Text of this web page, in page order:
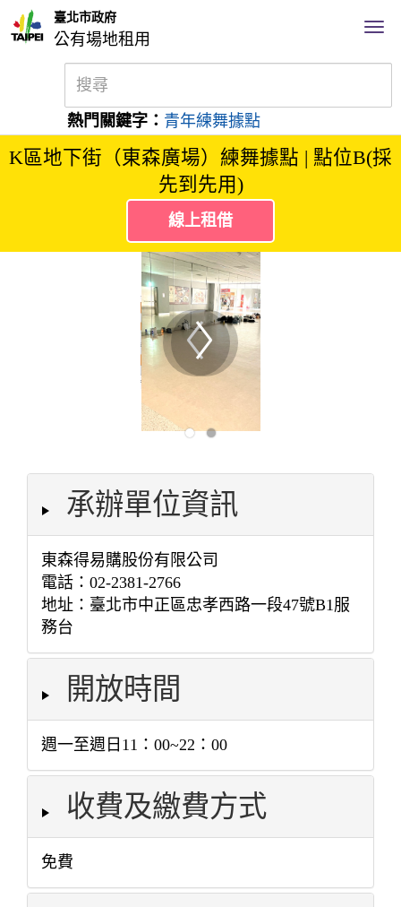
臺北市政府
公有場地租用
熱門關鍵字： 青年練舞據點
K區地下街（東森廣場）練舞據點 | 點位B(採
先到先用)
線上租借
承辦單位資訊
東森得易購股份有限公司
電話：02-2381-2766
地址：臺北市中正區忠孝西路一段47號B1服
務台
開放時間
週一至週日11：00~22：00
收費及繳費方式
免費